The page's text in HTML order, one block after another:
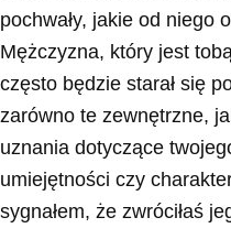
pochwały, jakie od niego
Mężczyzna, który jest
często będzie starał się
zarówno te zewnętrzne,
uznania dotyczące
umiejętności czy
sygnałem, że zwróciłaś